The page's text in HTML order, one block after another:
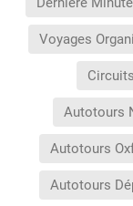
Voyages
Autotours
Autotours
Autotours